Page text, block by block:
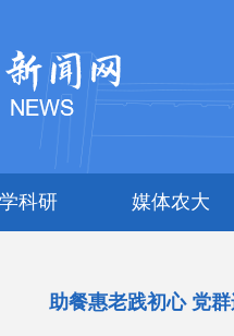
科研 媒体农大
助餐惠老践初心 党